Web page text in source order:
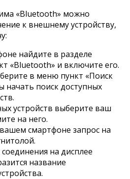
«Bluetooth» можно
к внешнему устройству,
найдите в разделе
«Bluetooth» и включите его.
в меню пункт «Поиск
начать поиск доступных
устройств выберите ваш
на него.
смартфоне запрос на
на дисплее
название